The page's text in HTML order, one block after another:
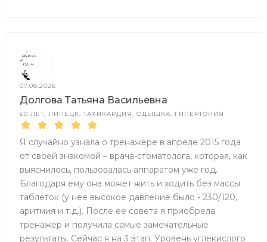
07.08.2026
Долгова Татьяна Васильевна
60 ЛЕТ, ЛИПЕЦК, ТАХИКАРДИЯ, ОДЫШКА, ГИПЕРТОНИЯ
Я случайно узнала о тренажере в апреле 2015 года
от своей знакомой – врача-стоматолога, которая, как
выяснилось, пользовалась аппаратом уже год.
Благодаря ему она может жить и ходить без массы
таблеток (у нее высокое давление было - 230/120,
аритмия и т.д.). После ее совета я приобрела
тренажер и получила самые замечательные
результаты. Сейчас я на 3 этап. Уровень углекислого